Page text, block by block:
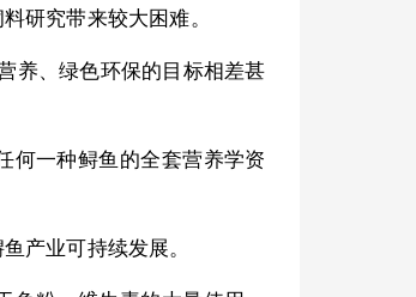
研究带来较大困难。
养、绿色环保的目标相差甚
何一种鲟鱼的全套营养学资
产业可持续发展。